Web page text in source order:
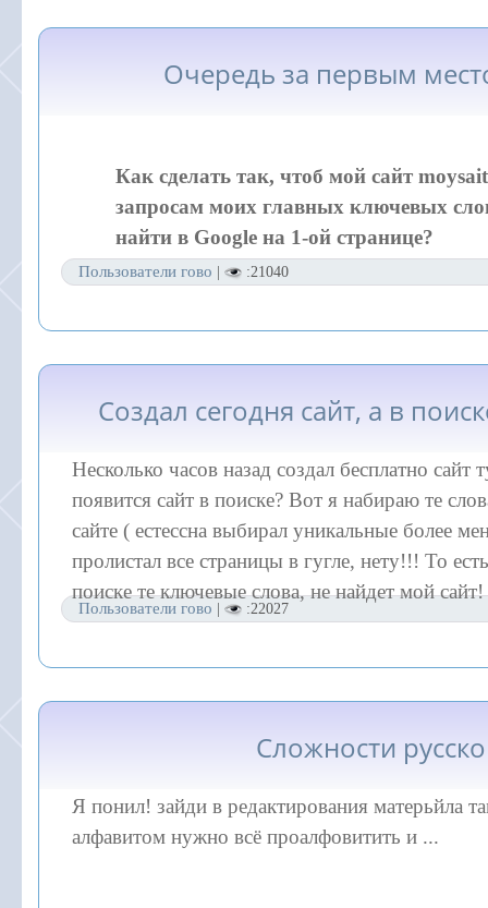
Очередь за первым
Как сделать так, чтоб мой сайт
запросам моих главных ключевых
найти в Google на 1-ой странице?
Пользователи гово :21040
Создал сегодня сайт, а в
Несколько часов назад создал бесплатно сайт
появится сайт в поиске? Вот я набираю те
сайте ( естессна выбирал уникальные более
пролистал все страницы в гугле, нету!!! То
поиске те ключевые слова, не найдет мой сайт!
Пользователи гово :22027
Сложности
Я понил! зайди в редактирования матерьйла
алфавитом нужно всё проалфовитить и ...